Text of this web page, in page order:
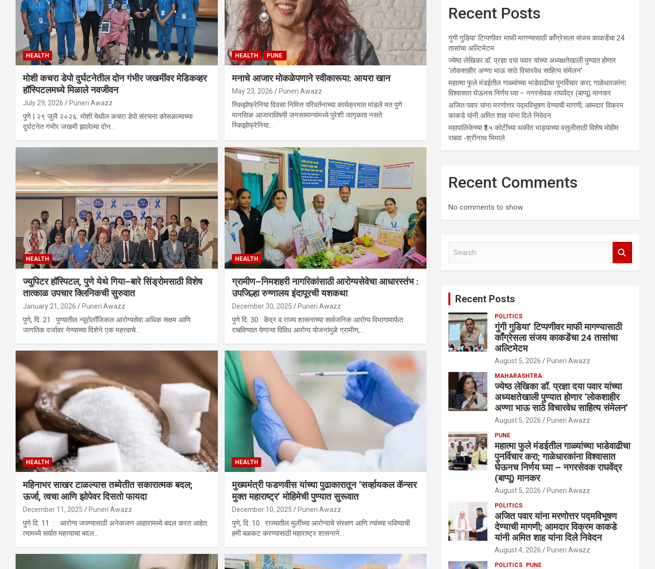
HEALTH
मोशी कचरा डेपो दुर्घटनेतील दोन गंभीर जखमींवर मेडिकव्हर
हॉस्पिटलमध्ये मिळाले नवजीवन
July 29, 2026 Puneri Awazz
पुणे | २९ जुलै २०२६: मोशी येथील कचरा डेपो संरचना कोसळल्याच्या
दुर्घटनेत गंभीर जखमी झालेल्या दोन…
HEALTH PUNE
मनाचे आजार मोकळेपणाने स्वीकारूया: आयरा खान
May 23, 2026 Puneri Awazz
स्किझोफ्रेनिया दिवसा निमित्त परिवर्तनाच्या कार्यक्रमात मांडले मत पुणे :
मानसिक आजाराविषयी जनसामान्यांमध्ये पुरेशी जागृकता नसते.
स्किझोफ्रेनिया…
HEALTH
ज्युपिटर हॉस्पिटल, पुणे येथे गिया–बारे सिंड्रोमसाठी विशेष
तात्काळ उपचार क्लिनिकची सुरुवात
January 21, 2026 Puneri Awazz
पुणे, दि. 21 : पुण्यातील न्यूरोलॉजिकल आरोग्यसेवा अधिक सक्षम आणि
जागतिक दर्जावर नेण्याच्या दिशेने एक महत्त्वाचे…
HEALTH
ग्रामीण–निमशहरी नागरिकांसाठी आरोग्यसेवेचा आधारस्तंभ :
उपजिल्हा रुग्णालय इंदापूरची यशकथा
December 30, 2025 Puneri Awazz
पुणे दि. 30 : केंद्र व राज्य शासनाच्या सार्वजनिक आरोग्य विभागामार्फत
राबविण्यात येणाऱ्या विविध आरोग्य योजनांमुळे ग्रामीण,…
HEALTH
महिनाभर साखर टाळल्यास तब्येतीत सकारात्मक बदल;
ऊर्जा, त्वचा आणि झोपेवर दिसतो फायदा
December 11, 2025 Puneri Awazz
पुणे दि. 11 : : आरोग्य जपण्यासाठी अनेकजण आहारामध्ये बदल करत आहेत.
त्यामध्ये सर्वात महत्त्वाचा बदल…
HEALTH
मुख्यमंत्री फडणवीस यांच्या पुढाकारातून ‘सर्व्हायकल कॅन्सर
मुक्त महाराष्ट्र’ मोहिमेची पुण्यात सुरूवात
December 10, 2025 Puneri Awazz
पुणे, दि. 10 : राज्यातील मुलींच्या आरोग्याचे संरक्षण आणि त्यांच्या भविष्याची
हमी बळकट करण्यासाठी महाराष्ट्र शासनाने…
Recent Posts
गुंगी गुडिया’ टिप्पणीवर माफी मागण्यासाठी काँग्रेसला संजय काकडेंचा 24
तासांचा अल्टिमेटम
ज्येष्ठ लेखिका डॉ. प्रज्ञा दया पवार यांच्या अध्यक्षतेखाली पुण्यात होणार
‘लोकशाहीर अण्णा भाऊ साठे विचारवेध साहित्य संमेलन’
महात्मा फुले मंडईतील गाळ्यांच्या भाडेवाढीचा पुनर्विचार करा; गाळेधारकांना
विश्वासात घेऊनच निर्णय घ्या – नगरसेवक राघवेंद्र (बाप्पू) मानकर
अजित पवार यांना मरणोत्तर पद्मविभूषण देण्याची मागणी; आमदार विक्रम
काकडे यांनी अमित शाह यांना दिले निवेदन
महापालिकेच्या ₹३५ कोटींच्या थकीत भाड्याच्या वसुलीसाठी विशेष मोहीम
राबवा -श्रीनाथ भिमाले
Recent Comments
No comments to show.
Recent Posts
POLITICS
गुंगी गुडिया’ टिप्पणीवर माफी मागण्यासाठी
काँग्रेसला संजय काकडेंचा 24 तासांचा
अल्टिमेटम
August 5, 2026 Puneri Awazz
MAHARASHTRA
ज्येष्ठ लेखिका डॉ. प्रज्ञा दया पवार यांच्या
अध्यक्षतेखाली पुण्यात होणार ‘लोकशाहीर
अण्णा भाऊ साठे विचारवेध साहित्य संमेलन’
August 5, 2026 Puneri Awazz
PUNE
महात्मा फुले मंडईतील गाळ्यांच्या भाडेवाढीचा
पुनर्विचार करा; गाळेधारकांना विश्वासात
घेऊनच निर्णय घ्या – नगरसेवक राघवेंद्र
(बाप्पू) मानकर
August 5, 2026 Puneri Awazz
POLITICS
अजित पवार यांना मरणोत्तर पद्मविभूषण
देण्याची मागणी; आमदार विक्रम काकडे
यांनी अमित शाह यांना दिले निवेदन
August 4, 2026 Puneri Awazz
POLITICS PUNE